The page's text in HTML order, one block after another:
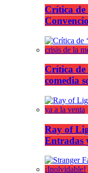
Crítica de
Crítica de
comedia
Ray of
Entradas